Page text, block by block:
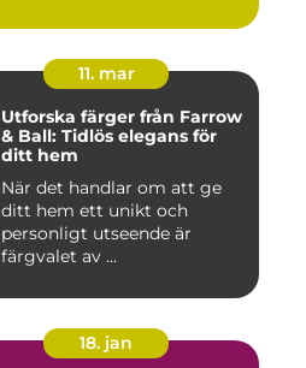
11. mar
Utforska färger från Farrow
& Ball: Tidlös elegans för
ditt hem
När det handlar om att ge
ditt hem ett unikt och
personligt utseende är
färgvalet av ...
18. jan